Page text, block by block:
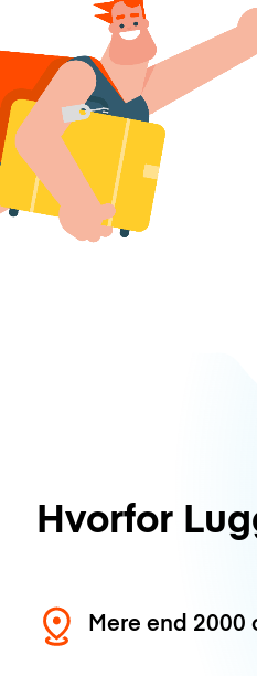
Hvorfor
Mere end